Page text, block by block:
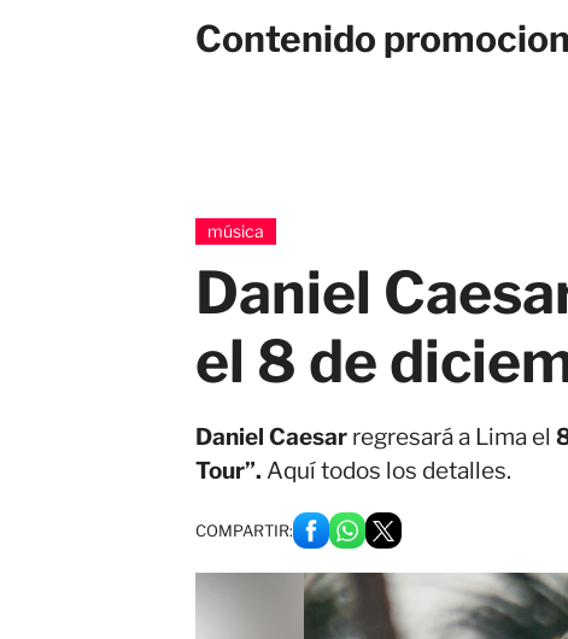
Contenido
música
Daniel
el 8 de
Daniel Caesar regresará a Lima el
Tour”. Aquí todos los detalles.
COMPARTIR: